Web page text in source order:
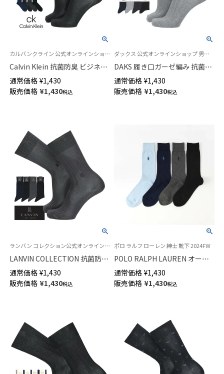
カルバンクライン 公式オンラインショップ 紳士 靴下
Calvin Klein 抗菌防臭 ビジネス
ソックス 太リブ クルー丈 メン
ズ 02562700
通常価格 ¥1,430
販売価格 ¥1,430税込
ダックス 公式オンラインショップ 男性 靴下
DAKS 履き口ガーゼ編み 抗菌防
臭 ビジネスソックス エクステ
ンドヒール 無地 リブ クルー丈
メンズ 小寸 大寸 02502717
通常価格 ¥1,430
販売価格 ¥1,430税込
ランバン コレクション公式オンラインショップ 紳士 靴下
LANVIN COLLECTION 抗菌防臭
8x2RIB JL刺繍 クルー丈 ビジネ
スソックス メンズ 02402019
通常価格 ¥1,430
販売価格 ¥1,430税込
ポロ ラルフ ローレン 紳士 靴下 2024FW
POLO RALPH LAUREN オーガ
ニックコットン混 アーガイル
クルー丈 メンズ ソックス【25-
27cm】【27-29cm】 02012452
通常価格 ¥1,430
販売価格 ¥1,430税込